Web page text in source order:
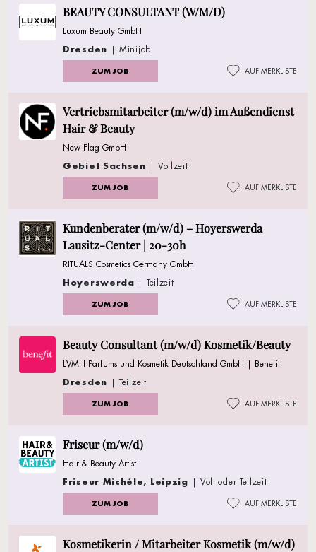
BEAUTY CONSULTANT (W/M/D)
Luxum Beauty GmbH
Dresden | Minijob
ZUM JOB AUF MERKLISTE
Vertriebsmitarbeiter (m/w/d) im Außendienst
Hair & Beauty
New Flag GmbH
Gebiet Sachsen | Vollzeit
ZUM JOB AUF MERKLISTE
Kundenberater (m/w/d) – Hoyerswerda
Lausitz-Center | 20-30h
RITUALS Cosmetics Germany GmbH
Hoyerswerda | Teilzeit
ZUM JOB AUF MERKLISTE
Beauty Consultant (m/w/d) Kosmetik/Beauty
LVMH Parfums und Kosmetik Deutschland GmbH | Benefit
Dresden | Teilzeit
ZUM JOB AUF MERKLISTE
Friseur (m/w/d)
Hair & Beauty Artist
Friseur Michéle, Leipzig | Voll-oder Teilzeit
ZUM JOB AUF MERKLISTE
Kosmetikerin / Mitarbeiter Kosmetik (m/w/d)